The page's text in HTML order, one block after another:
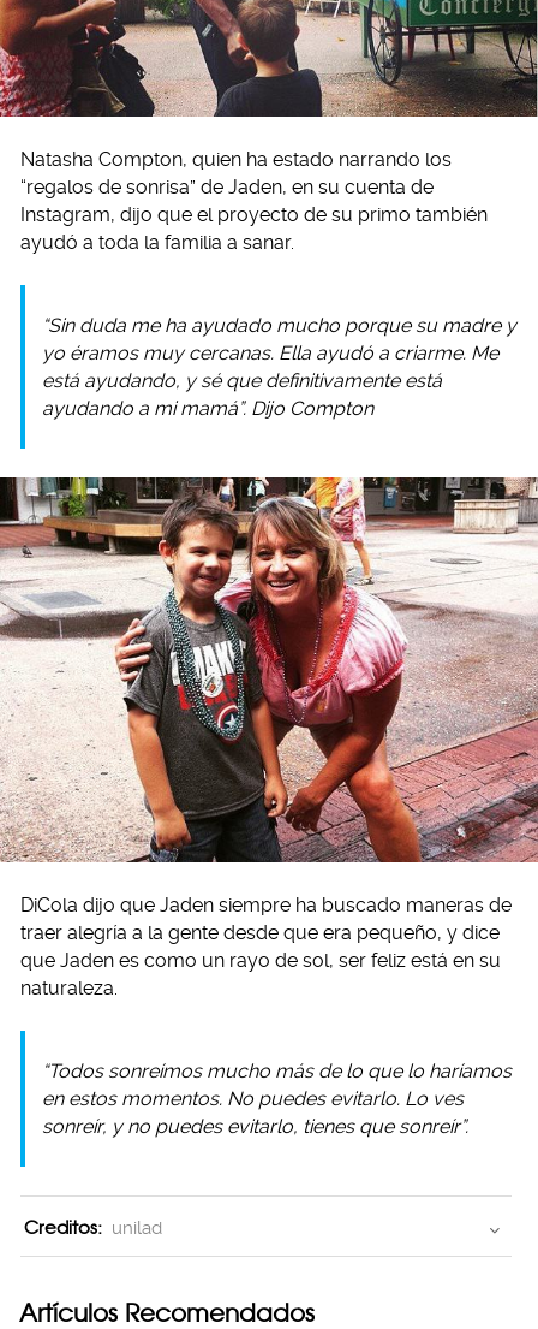
Natasha Compton, quien ha estado narrando los
“regalos de sonrisa” de Jaden, en su cuenta de
Instagram, dijo que el proyecto de su primo también
ayudó a toda la familia a sanar.
“Sin duda me ha ayudado mucho porque su madre y
yo éramos muy cercanas. Ella ayudó a criarme. Me
está ayudando, y sé que definitivamente está
ayudando a mi mamá”. Dijo Compton
DiCola dijo que Jaden siempre ha buscado maneras de
traer alegría a la gente desde que era pequeño, y dice
que Jaden es como un rayo de sol, ser feliz está en su
naturaleza.
“Todos sonreímos mucho más de lo que lo haríamos
en estos momentos. No puedes evitarlo. Lo ves
sonreír, y no puedes evitarlo, tienes que sonreír”.
Creditos: unilad
Artículos Recomendados